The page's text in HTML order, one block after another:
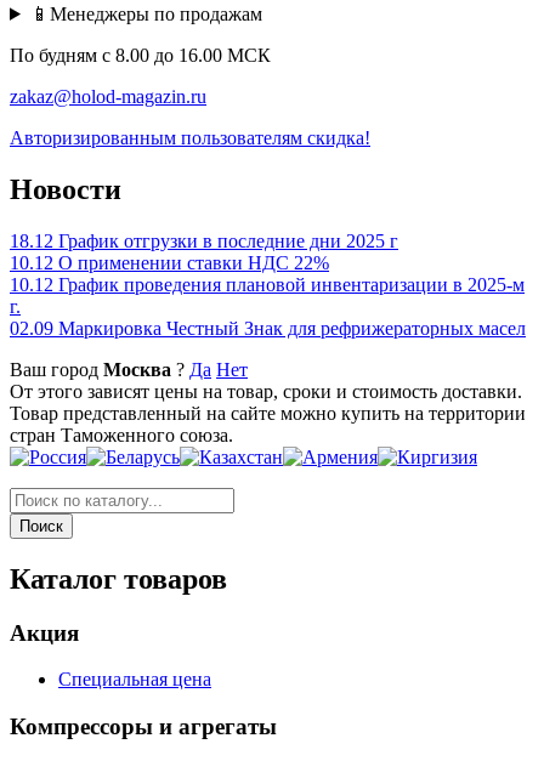
📱Менеджеры по продажам
По будням c 8.00 до 16.00 МСК
zakaz@holod-magazin.ru
Авторизированным пользователям скидка!
Новости
18.12 График отгрузки в последние дни 2025 г
10.12 О применении ставки НДС 22%
10.12 График проведения плановой инвентаризации в 2025-м
г.
02.09 Маркировка Честный Знак для рефрижераторных масел
Ваш город Москва ? Да Нет
От этого зависят цены на товар, сроки и стоимость доставки.
Товар представленный на сайте можно купить на территории
стран Таможенного союза.
Каталог товаров
Акция
Специальная цена
Компрессоры и агрегаты